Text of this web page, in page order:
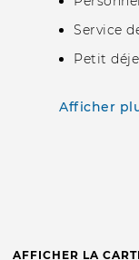
Service
Petit
Afficher
AFFICHER LA